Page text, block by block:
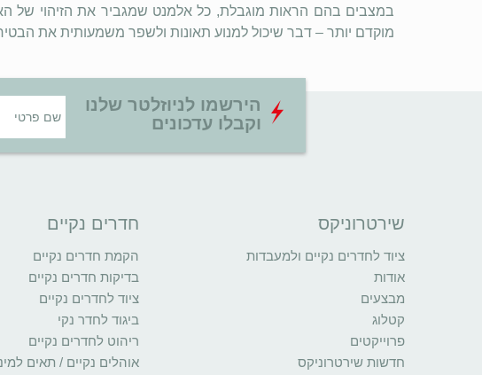
במצבים בהם הראות מוגבלת, כל אלמנט שמגביר את הזיהוי
מוקדם יותר – דבר שיכול למנוע תאונות ולשפר משמעותית את
הירשמו לניוזלטר שלנו
וקבלו עדכונים
שירטרוניקס
ציוד לחדרים נקיים ולמעבדות
אודות
מבצעים
קטלוג
פרוייקטים
חדשות שירטרוניקס
חדרים נקיים
הקמת חדרים נקיים
בדיקות חדרים נקיים
ציוד לחדרים נקיים
ביגוד לחדר נקי
ריהוט לחדרים נקיים
אוהלים נקיים / תאים